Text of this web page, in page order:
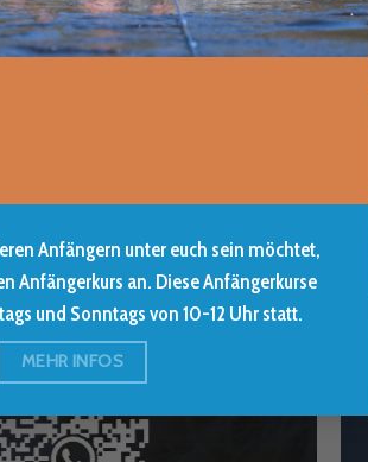
Anfängern unter euch sein möchtet,
Anfängerkurs an. Diese Anfängerkurse
und Sonntags von 10-12 Uhr statt.
MEHR INFOS
der neuen Saison wird es in den
MEHR INFOS